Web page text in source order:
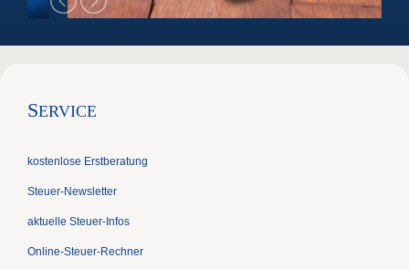
SERVICE
kostenlose Erstberatung
Steuer-Newsletter
aktuelle Steuer-Infos
Online-Steuer-Rechner